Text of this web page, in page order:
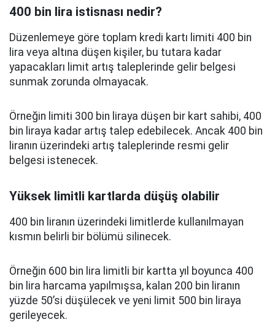
400 bin lira istisnası nedir?
Düzenlemeye göre toplam kredi kartı limiti 400 bin
lira veya altına düşen kişiler, bu tutara kadar
yapacakları limit artış taleplerinde gelir belgesi
sunmak zorunda olmayacak.
Örneğin limiti 300 bin liraya düşen bir kart sahibi, 400
bin liraya kadar artış talep edebilecek. Ancak 400 bin
liranın üzerindeki artış taleplerinde resmi gelir
belgesi istenecek.
Yüksek limitli kartlarda düşüş olabilir
400 bin liranın üzerindeki limitlerde kullanılmayan
kısmın belirli bir bölümü silinecek.
Örneğin 600 bin lira limitli bir kartta yıl boyunca 400
bin lira harcama yapılmışsa, kalan 200 bin liranın
yüzde 50’si düşülecek ve yeni limit 500 bin liraya
gerileyecek.